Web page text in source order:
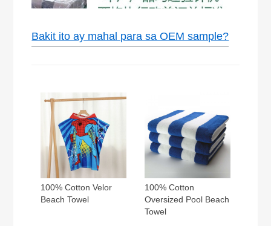
Bakit ito ay mahal para sa OEM sample?
100% Cotton Velor
Beach Towel
100% Cotton
Oversized Pool Beach
Towel